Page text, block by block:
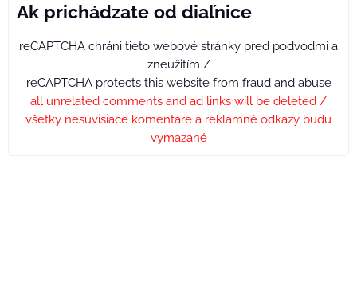
Ak prichádzate od diaľnice
reCAPTCHA chráni tieto webové stránky pred podvodmi a
zneužitím /
reCAPTCHA protects this website from fraud and abuse
all unrelated comments and ad links will be deleted /
všetky nesúvisiace komentáre a reklamné odkazy budú
vymazané